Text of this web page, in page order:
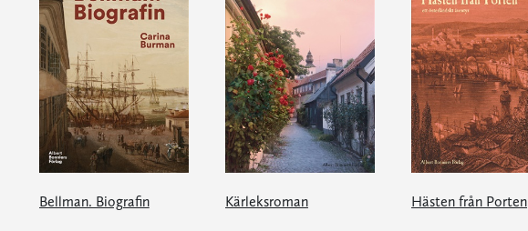
Bellman. Biografin Kärleksroman Hästen från Porten